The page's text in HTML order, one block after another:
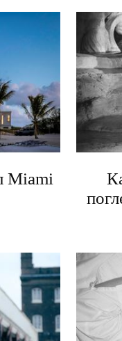
Miami